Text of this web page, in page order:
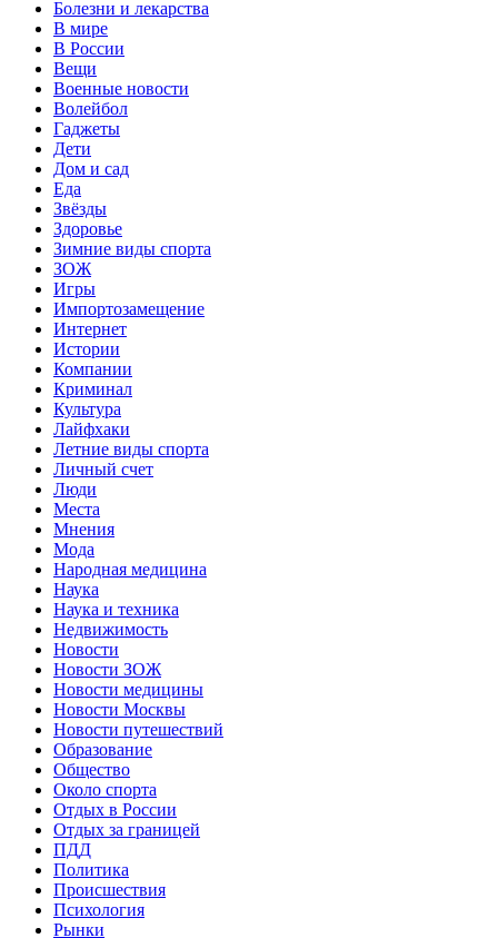
Болезни и лекарства
В мире
В России
Вещи
Военные новости
Волейбол
Гаджеты
Дети
Дом и сад
Еда
Звёзды
Здоровье
Зимние виды спорта
ЗОЖ
Игры
Импортозамещение
Интернет
Истории
Компании
Криминал
Культура
Лайфхаки
Летние виды спорта
Личный счет
Люди
Места
Мнения
Мода
Народная медицина
Наука
Наука и техника
Недвижимость
Новости
Новости ЗОЖ
Новости медицины
Новости Москвы
Новости путешествий
Образование
Общество
Около спорта
Отдых в России
Отдых за границей
ПДД
Политика
Происшествия
Психология
Рынки